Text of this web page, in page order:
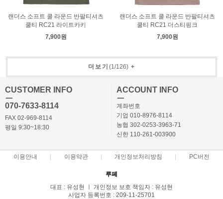
랜더스 소프트 쿨 라운드 반팔티셔츠
쿨티 RC21 라이트카키
7,900원
랜더스 소프트 쿨 라운드 반팔티셔츠
쿨티 RC21 더스티핑크
7,900원
더보기 (1/126)+
CUSTOMER INFO
ㅡ
070-7633-8114
FAX 02-969-8114
평일 9:30~18:30
ACCOUNT INFO
ㅡ
계좌번호
기업 010-8976-8114
농협 302-0253-3963-71
신한 110-261-003900
이용안내 이용약관 개인정보처리방침 PC버전
루페
대표 : 유성현 ㅣ 개인정보 보호 책임자 : 유성현
사업자 등록번호 : 209-11-25701